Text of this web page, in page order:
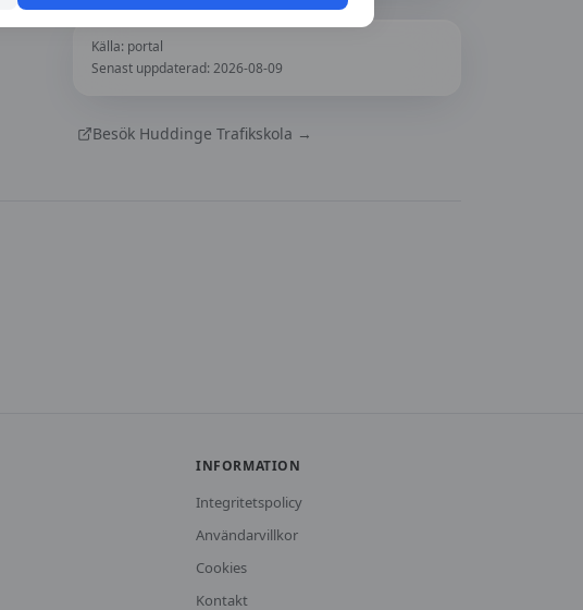
Källa: portal
Senast uppdaterad: 2026-08-09
Besök Huddinge Trafikskola →
INFORMATION
Integritetspolicy
Användarvillkor
Cookies
Kontakt